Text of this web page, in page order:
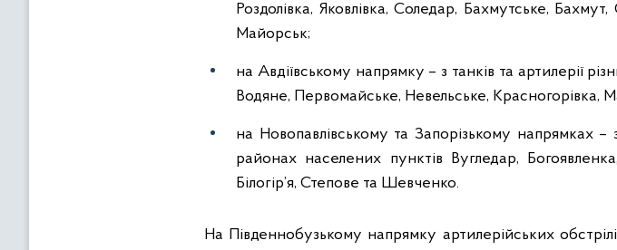
Роздолівка, Яковлівка, Соледар, Бахмутське,
Майорськ;
на Авдіївському напрямку – з танків та артилерії
Водяне, Первомайське, Невельське, Красногорівка,
на Новопавлівському та Запорізькому напрямках –
районах населених пунктів Вугледар,
Білогір’я, Степове та Шевченко.
На Південнобузькому напрямку артилерійських